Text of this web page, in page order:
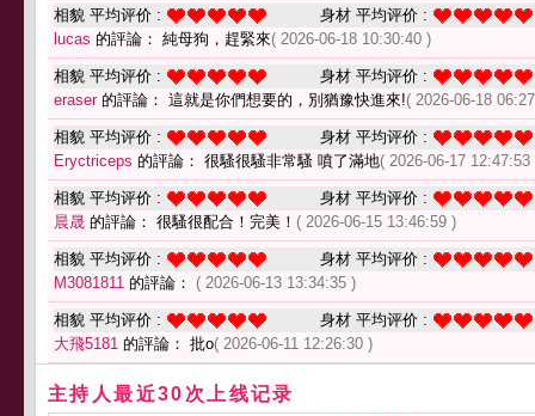
相貌 平均评价 :
身材 平均评价 :
lucas 的評論： 純母狗，趕緊來( 2026-06-18 10:30:40 )
相貌 平均评价 :
身材 平均评价 :
eraser的評論： 這就是你們想要的，別猶豫快進來!( 2026-06-18
相貌 平均评价 :
身材 平均评价 :
Eryctriceps 的評論： 很騷很騷非常騷 噴了滿地( 2026-06-17 12:47:53
相貌 平均评价 :
身材 平均评价 :
晨晟 的評論： 很騷很配合！完美！ ( 2026-06-15 13:46:59 )
相貌 平均评价 :
身材 平均评价 :
M3081811 的評論： ( 2026-06-13 13:34:35 )
相貌 平均评价 :
身材 平均评价 :
大飛5181 的評論： 批o( 2026-06-11 12:26:30 )
主持人最近30次上线记录